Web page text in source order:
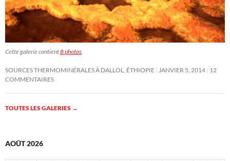
Cette galerie contient8 photos
SOURCES THERMOMINÉRALES À DALLOL, ÉTHIOPIE JANVIER 5, 2014 12
COMMENTAIRES
TOUTES LES GALERIES →
AOÛT 2026